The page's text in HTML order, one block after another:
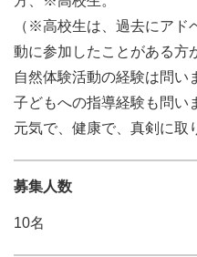
（※高校生は、過去にアド
動に参加したことがある方
自然体験活動の経験は問い
子どもへの指導経験も問い
元気で、健康で、真剣に取
募集人数
10名